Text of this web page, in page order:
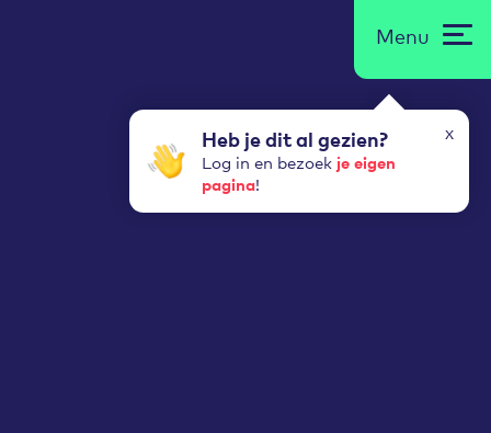
x
Heb je dit al gezien?
Log in en bezoek je eigen
pagina!
Menu